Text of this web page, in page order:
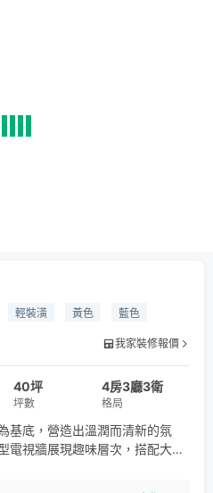
輕裝潢 黃色
藍色
系統櫃
我家裝修報價
40坪
坪數
4房3廳3衛
格局
基底，營造出溫潤而清新的氛
電視牆展現趣味層次，搭配大面